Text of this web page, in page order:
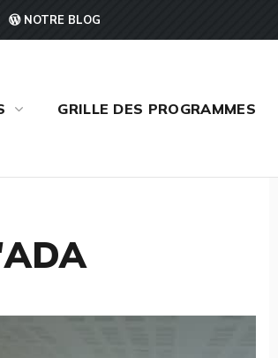
NOTRE BLOG
GRILLE DES PROGRAMMES